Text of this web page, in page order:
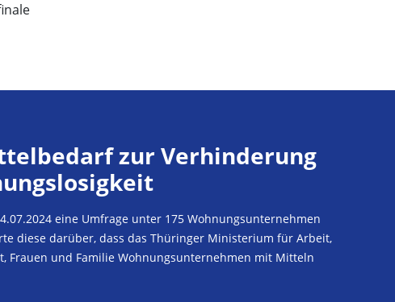
zur Verhinderung
eine Umfrage unter 175 Wohnungsunternehmen
diese darüber, dass das Thüringer Ministerium für Arbeit,
Frauen und Familie Wohnungsunternehmen mit Mitteln